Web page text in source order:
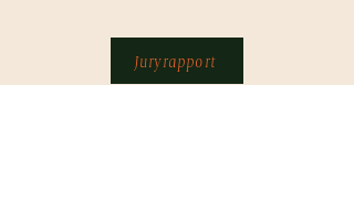
Juryrapport